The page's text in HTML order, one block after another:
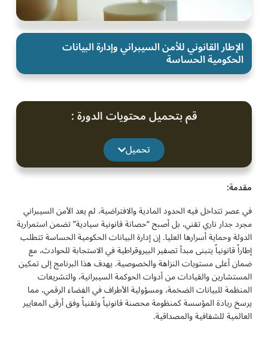
الإطار القانوني للأمن السيبراني وإدارة البيانات
الحكومية الحساسة
قم بتحميل محتويات الدورة :
تحميل
مقدمة:
في عصر تتداخل فيه الحدود المادية والافتراضية، لم يعد الأمن السيبراني
مجرد جدار ناري تقني، بل أصبح “حصانة قانونية سيادية” تضمن استمرارية
الدولة وحماية أسرارها العليا. إن إدارة البيانات الحكومية الحساسة تتطلب
إطاراً قانونياً يتبنى مبدأ تصفير البيروقراطية في الاستجابة للحوادث، مع
ضمان أعلى مستويات النزاهة والخصوصية. يهدف هذا البرنامج إلى تمكين
المستشارين والقيادات من أدوات الحوكمة السيبرانية، والتشريعات
المنظمة للبيانات الضخمة، ومسؤولية الأطراف في الفضاء الرقمي، مما
يرسخ ريادة المؤسسة كمنظومة محصنة قانونياً وتقنياً وفق أرقى المعايير
العالمية للشفافية والمصداقية.